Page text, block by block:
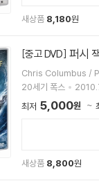
새상품 8,180원
[중고 DVD] 퍼시
Chris Columbus /
20세기 폭스
최저 5,000원
새상품 8,800원